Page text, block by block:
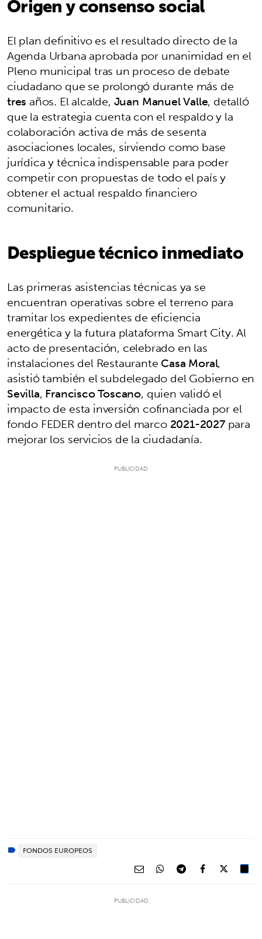
Origen y consenso social
El plan definitivo es el resultado directo de la
Agenda Urbana aprobada por unanimidad en el
Pleno municipal tras un proceso de debate
ciudadano que se prolongó durante más de
tresaños. El alcalde,Juan Manuel Valle, detalló
que la estrategia cuenta con el respaldo y la
colaboración activa de más de sesenta
asociaciones locales, sirviendo como base
jurídica y técnica indispensable para poder
competir con propuestas de todo el país y
obtener el actual respaldo financiero
comunitario.
Despliegue técnico inmediato
Las primeras asistencias técnicas ya se
encuentran operativas sobre el terreno para
tramitar los expedientes de eficiencia
energética y la futura plataforma Smart City. Al
acto de presentación, celebrado en las
instalaciones del RestauranteCasa Moral,
asistió también el subdelegado del Gobierno en
Sevilla,Francisco Toscano, quien validó el
impacto de esta inversión cofinanciada por el
fondo FEDER dentro del marco2021-2027para
mejorar los servicios de la ciudadanía.
FONDOS EUROPEOS